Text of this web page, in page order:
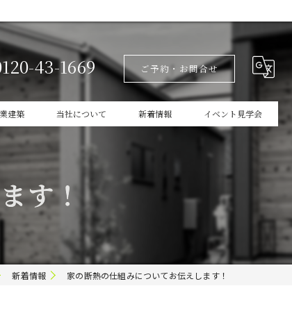
43-1669 ご予約・お問合せ
建築 当社について
新築
ガレージ
新着情報
家づくりの本掲載
イベント見学会
す！
新着情報 家の断熱の仕組みについてお伝えします！